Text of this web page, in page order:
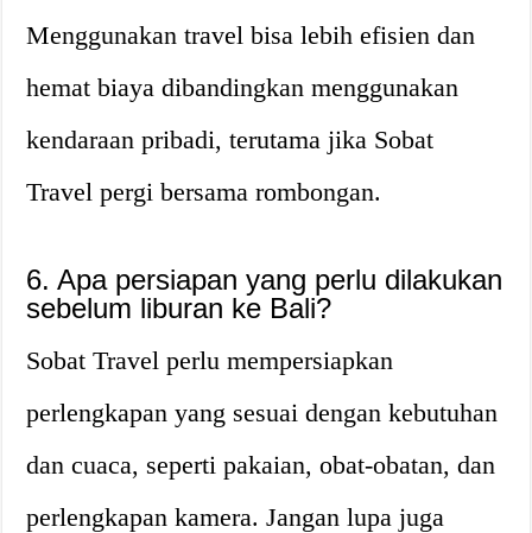
Menggunakan travel bisa lebih efisien dan
hemat biaya dibandingkan menggunakan
kendaraan pribadi, terutama jika Sobat
Travel pergi bersama rombongan.
6. Apa persiapan yang perlu dilakukan
sebelum liburan ke Bali?
Sobat Travel perlu mempersiapkan
perlengkapan yang sesuai dengan kebutuhan
dan cuaca, seperti pakaian, obat-obatan, dan
perlengkapan kamera. Jangan lupa juga